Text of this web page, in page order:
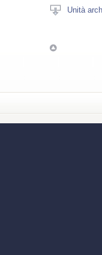
Unità